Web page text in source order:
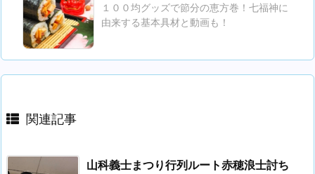
１００均グッズで節分の恵方巻！七福神に
由来する基本具材と動画も！
関連記事
山科義士まつり行列ルート赤穂浪士討ち